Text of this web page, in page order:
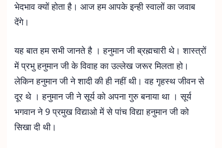
भेदभाव क्यों होता है। आज हम आपके इन्ही स्वालों का जवाब
देंगे।
यह बात हम सभी जानते है । हनुमान जी ब्रह्मचारी थे। शास्त्रों
में प्रभु हनुमान जी के विवाह का उल्लेख जरूर मिलता हो।
लेकिन हनुमान जी ने शादी की ही नहीं थी। वह गृहस्थ जीवन से
दूर थे । हनुमान जी ने सूर्य को अपना गुरु बनाया था । सूर्य
भगवान ने 9 प्रमुख विद्याओ में से पांच विद्या हनुमान जी को
सिखा दी थी।